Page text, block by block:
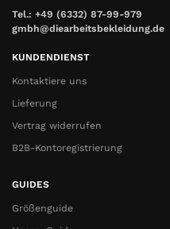
Tel.: +49 (6332) 87-99-979
gmbh@diearbeitsbekleidung.de
KUNDENDIENST
Kontaktiere uns
Lieferung
Vertrag widerrufen
B2B-Kontoregistrierung
GUIDES
Größenguide